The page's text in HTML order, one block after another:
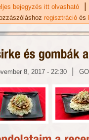
bejegyzés itt olvasható
|
regisztráció és
8, 2017 - 22:30 |